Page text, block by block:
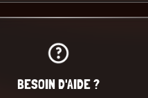
BESOIN D'AIDE ?